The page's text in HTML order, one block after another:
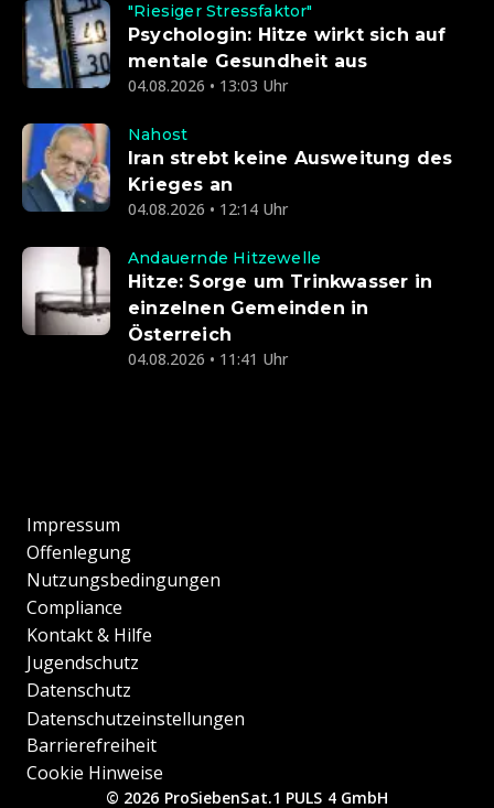
"Riesiger Stressfaktor"
Psychologin: Hitze wirkt sich auf
mentale Gesundheit aus
04.08.2026 • 13:03 Uhr
Nahost
Iran strebt keine Ausweitung des
Krieges an
04.08.2026 • 12:14 Uhr
Andauernde Hitzewelle
Hitze: Sorge um Trinkwasser in
einzelnen Gemeinden in
Österreich
04.08.2026 • 11:41 Uhr
Impressum
Offenlegung
Nutzungsbedingungen
Compliance
Kontakt & Hilfe
Jugendschutz
Datenschutz
Datenschutzeinstellungen
Barrierefreiheit
Cookie Hinweise
© 2026 ProSiebenSat.1 PULS 4 GmbH